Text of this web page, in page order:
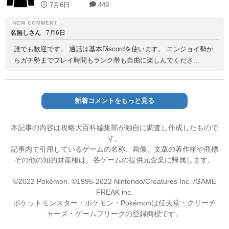
7月6日 449
名無しさん 7月6日
誰でも歓迎です。 通話は基本Discordを使います。 エンジョイ勢か
らガチ勢までプレイ時間もランク帯も自由に楽しんでくださ...
新着コメントをもっと見る
本記事の内容は攻略大百科編集部が独自に調査し作成したもので
す。
記事内で引用しているゲームの名称、画像、文章の著作権や商標
その他の知的財産権は、各ゲームの提供元企業に帰属します。
©2022 Pokémon. ©1995-2022 Nintendo/Creatures Inc. /GAME
FREAK inc.
ポケットモンスター・ポケモン・Pokémonは任天堂・クリーチ
ャーズ・ゲームフリークの登録商標です。